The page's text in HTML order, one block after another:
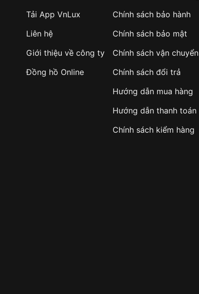
Tải App VnLux
Liên hệ
Giới thiệu về công ty
Đồng hồ Online
Chính sách bảo hành
Chính sách bảo mật
Chính sách vận chuyển
Chính sách đổi trả
Hướng dẫn mua hàng
Hướng dẫn thanh toán
Chính sách kiểm hàng